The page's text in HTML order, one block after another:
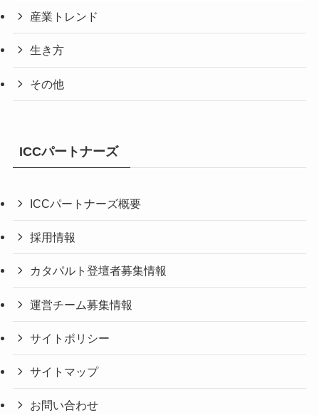
産業トレンド
生き方
その他
ICCパートナーズ
ICCパートナーズ概要
採用情報
カタパルト登壇者募集情報
運営チーム募集情報
サイトポリシー
サイトマップ
お問い合わせ